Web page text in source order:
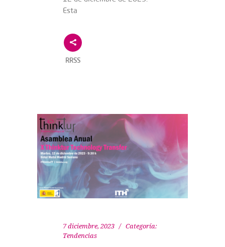
Esta
RRSS
7 diciembre, 2023
Categoría:
Tendencias